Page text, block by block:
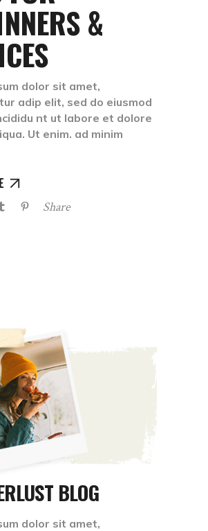
&
dolor sit amet,
adip elit, sed do eiusmod
nt ut labore et dolore
Ut enim. ad minim
Share
BLOG
dolor sit amet,